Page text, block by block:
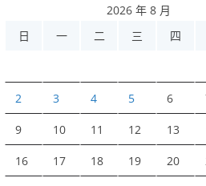
2026 年 8 月
日
一 二 三 四
2 3 4 5 6
9 10 11 12 13
16 17 18 19 20